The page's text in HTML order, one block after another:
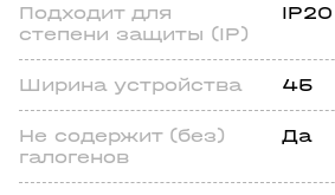
Подходит для
степени защиты (IP)
IP20
Ширина устройства 45
Не содержит (без)
галогенов
Да